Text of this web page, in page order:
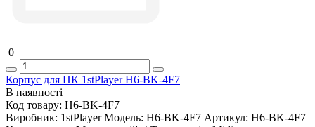
0
Корпус для ПК 1stPlayer H6-BK-4F7
В наявності
Код товару: H6-BK-4F7
Виробник: 1stPlayer Модель: H6-BK-4F7 Артикул: H6-BK-4F7